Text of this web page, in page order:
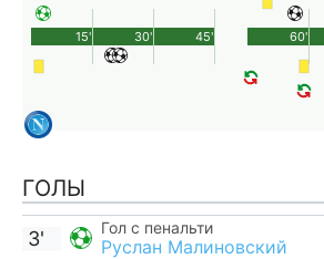
45'
15' 30' 60'
ГОЛЫ
Гол с пенальти
Руслан Малиновский
3'